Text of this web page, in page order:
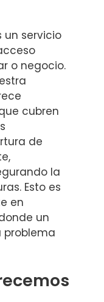
un servicio
o negocio.
cubren
de
la
Esto es
en
un
problema